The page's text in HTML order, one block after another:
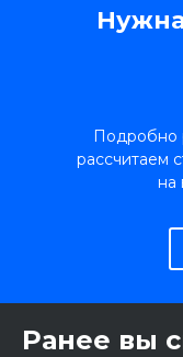
Подробно
рассчитаем
на
Ранее вы